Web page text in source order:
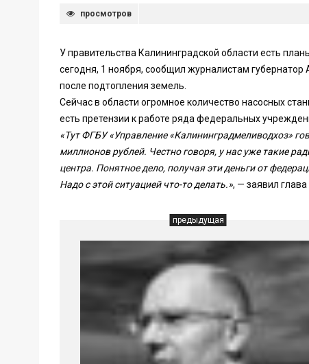
просмотров
У правительства Калининградской области есть
сегодня, 1 ноября, сообщил журналистам
после подтопления земель.
Сейчас в области огромное количество насосных
есть претензии к работе ряда федеральных
«Тут ФГБУ «Управление «Калининградмеливодхоз»
миллионов рублей. Честно говоря, у нас уже такие
центра. Понятное дело, получая эти деньги от
Надо с этой ситуацией что-то делать.», — заявил глава
предыдущая